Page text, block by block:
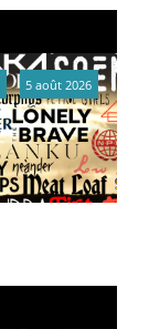
5 août 2026